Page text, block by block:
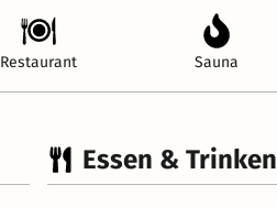
Restaurant Sauna
Essen & Trinken